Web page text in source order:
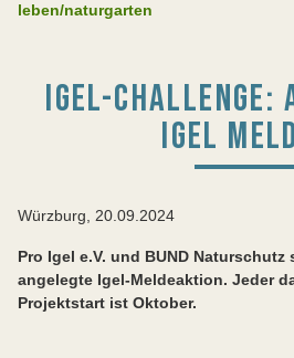
leben/naturgarten
IGEL-CHALLENGE:
IGEL
Würzburg, 20.09.2024
Pro Igel e.V. und BUND Naturschutz
angelegte Igel-Meldeaktion. Jeder
Projektstart ist Oktober.